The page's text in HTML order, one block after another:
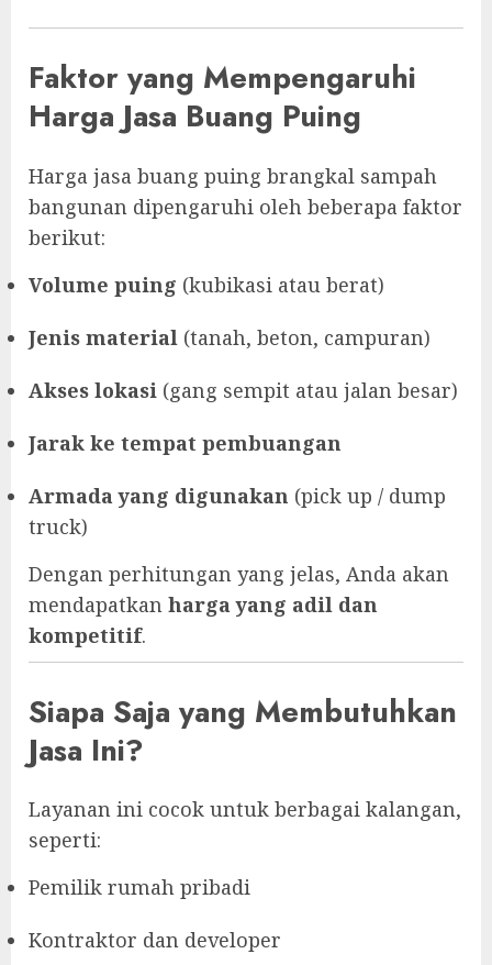
Faktor yang Mempengaruhi
Harga Jasa Buang Puing
Harga jasa buang puing brangkal sampah
bangunan dipengaruhi oleh beberapa faktor
berikut:
Volume puing (kubikasi atau berat)
Jenis material (tanah, beton, campuran)
Akses lokasi (gang sempit atau jalan besar)
Jarak ke tempat pembuangan
Armada yang digunakan (pick up / dump
truck)
Dengan perhitungan yang jelas, Anda akan
mendapatkan harga yang adil dan
kompetitif.
Siapa Saja yang Membutuhkan
Jasa Ini?
Layanan ini cocok untuk berbagai kalangan,
seperti:
Pemilik rumah pribadi
Kontraktor dan developer